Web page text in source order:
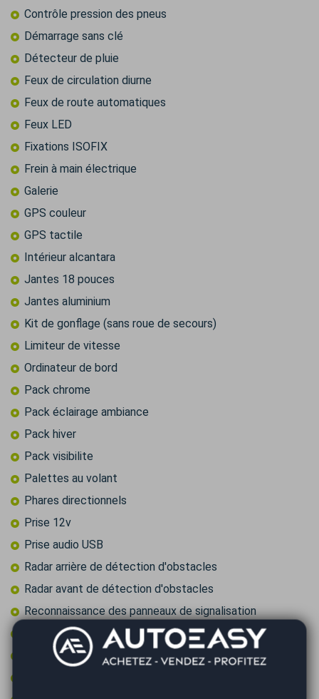
Contrôle pression des pneus
Démarrage sans clé
Détecteur de pluie
Feux de circulation diurne
Feux de route automatiques
Feux LED
Fixations ISOFIX
Frein à main électrique
Galerie
GPS couleur
GPS tactile
Intérieur alcantara
Jantes 18 pouces
Jantes aluminium
Kit de gonflage (sans roue de secours)
Limiteur de vitesse
Ordinateur de bord
Pack chrome
Pack éclairage ambiance
Pack hiver
Pack visibilite
Palettes au volant
Phares directionnels
Prise 12v
Prise audio USB
Radar arrière de détection d'obstacles
Radar avant de détection d'obstacles
Reconnaissance des panneaux de signalisation
Régulateur de vitesse adaptatif
Retroviseur intérieur électrochrome